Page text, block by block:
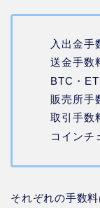
入出金手
送金手数
BTC・
販売所手
取引手数
コインチ
それぞれの手数